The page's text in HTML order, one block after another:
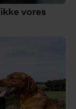
ikke vores